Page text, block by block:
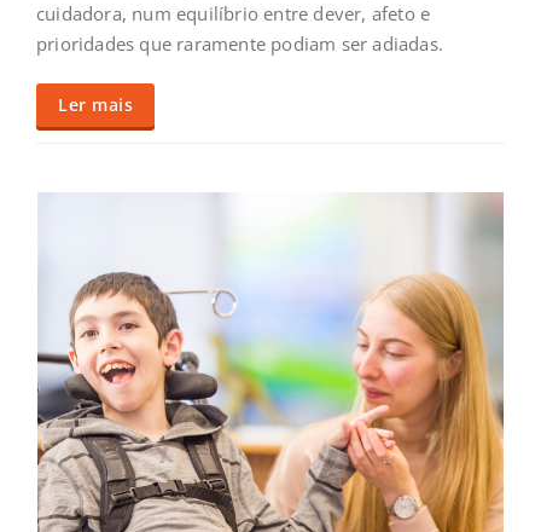
cuidadora, num equilíbrio entre dever, afeto e
prioridades que raramente podiam ser adiadas.
Ler mais